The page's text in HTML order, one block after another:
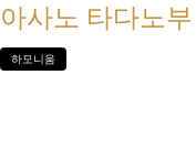
아사노 타다노부
하모니움